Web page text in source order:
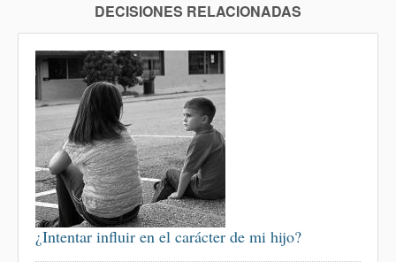
DECISIONES RELACIONADAS
¿Intentar influir en el carácter de mi hijo?